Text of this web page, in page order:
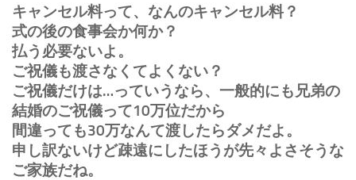
キャンセル料って、なんのキャンセル料？
式の後の食事会か何か？
払う必要ないよ。
ご祝儀も渡さなくてよくない？
ご祝儀だけは…っていうなら、一般的にも兄弟の
結婚のご祝儀って10万位だから
間違っても30万なんて渡したらダメだよ。
申し訳ないけど疎遠にしたほうが先々よさそうな
ご家族だね。